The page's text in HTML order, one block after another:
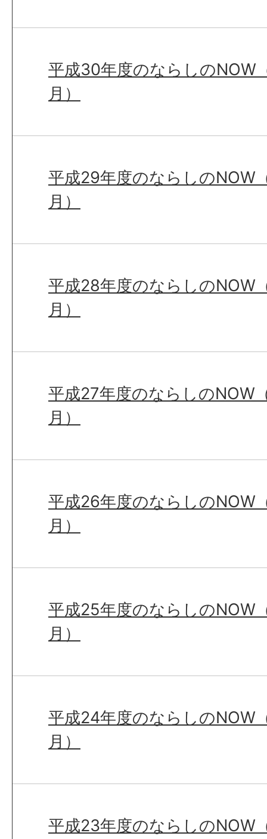
平成30年度のならしのNOW
月）
平成29年度のならしのNOW
月）
平成28年度のならしのNOW
月）
平成27年度のならしのNOW
月）
平成26年度のならしのNOW
月）
平成25年度のならしのNOW
月）
平成24年度のならしのNOW
月）
平成23年度のならしのNOW